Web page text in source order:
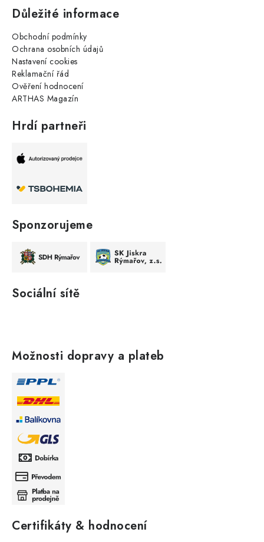
Důležité informace
Obchodní podmínky
Ochrana osobních údajů
Nastavení cookies
Reklamační řád
Ověření hodnocení
ARTHAS Magazín
Hrdí partneři
Sponzorujeme
Sociální sítě
Možnosti dopravy a plateb
Certifikáty & hodnocení